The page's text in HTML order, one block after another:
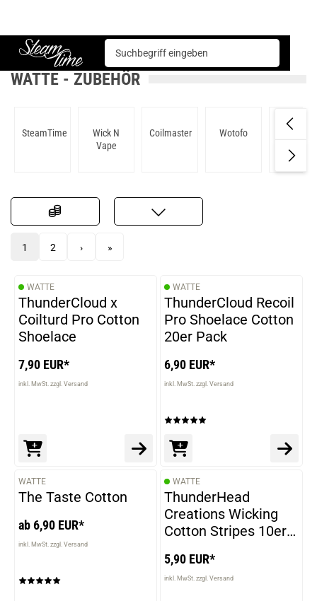
Steam time
Zubehör
WATTE - ZUBEHÖR
SteamTime
Wick N
Vape
Coilmaster Wotofo GeekVape
1 2 › »
WATTE
ThunderCloud x
Coilturd Pro Cotton
Shoelace
7,90 EUR*
inkl. MwSt. zzgl. Versand
WATTE
ThunderCloud Recoil
Pro Shoelace Cotton
20er Pack
6,90 EUR*
inkl. MwSt. zzgl. Versand
WATTE
The Taste Cotton
ab 6,90 EUR*
inkl. MwSt. zzgl. Versand
WATTE
ThunderHead
Creations Wicking
Cotton Stripes 10er
5,90 EUR*
inkl. MwSt. zzgl. Versand